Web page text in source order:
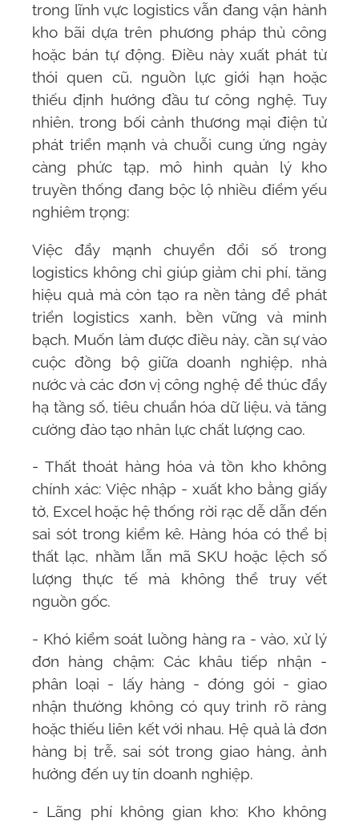
trong lĩnh vực logistics vẫn đang vận hành
kho bãi dựa trên phương pháp thủ công
hoặc bán tự động. Điều này xuất phát từ
thói quen cũ, nguồn lực giới hạn hoặc
thiếu định hướng đầu tư công nghệ. Tuy
nhiên, trong bối cảnh thương mại điện tử
phát triển mạnh và chuỗi cung ứng ngày
càng phức tạp, mô hình quản lý kho
truyền thống đang bộc lộ nhiều điểm yếu
nghiêm trọng:
Việc đẩy mạnh chuyển đổi số trong
logistics không chỉ giúp giảm chi phí, tăng
hiệu quả mà còn tạo ra nền tảng để phát
triển logistics xanh, bền vững và minh
bạch. Muốn làm được điều này, cần sự vào
cuộc đồng bộ giữa doanh nghiệp, nhà
nước và các đơn vị công nghệ để thúc đẩy
hạ tầng số, tiêu chuẩn hóa dữ liệu, và tăng
cường đào tạo nhân lực chất lượng cao.
- Thất thoát hàng hóa và tồn kho không
chính xác: Việc nhập - xuất kho bằng giấy
tờ, Excel hoặc hệ thống rời rạc dễ dẫn đến
sai sót trong kiểm kê. Hàng hóa có thể bị
thất lạc, nhầm lẫn mã SKU hoặc lệch số
lượng thực tế mà không thể truy vết
nguồn gốc.
- Khó kiểm soát luồng hàng ra - vào, xử lý
đơn hàng chậm: Các khâu tiếp nhận -
phân loại - lấy hàng - đóng gói - giao
nhận thường không có quy trình rõ ràng
hoặc thiếu liên kết với nhau. Hệ quả là đơn
hàng bị trễ, sai sót trong giao hàng, ảnh
hưởng đến uy tín doanh nghiệp.
- Lãng phí không gian kho: Kho không